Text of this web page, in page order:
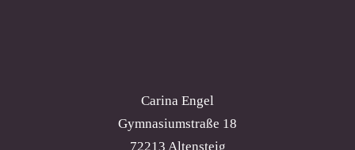
Carina Engel
Gymnasiumstraße 18
72213 Altensteig